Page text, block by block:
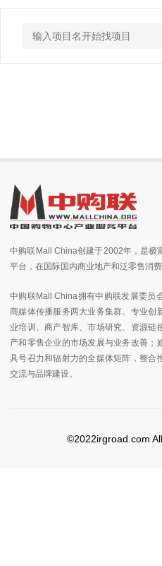
中购联Mall China创建于2002年，是极
平台，在国际国内商业地产和泛零售消费
中购联Mall China拥有中购联发展委员
商媒体传播服务两大业务集群。专业创
业培训、商产智库、市场研究、资源链
产和零售企业的市场发展与业务改善；
具号召力和辐射力的全媒体矩阵，整合
交流与品牌建设。
©2022irgroad.com